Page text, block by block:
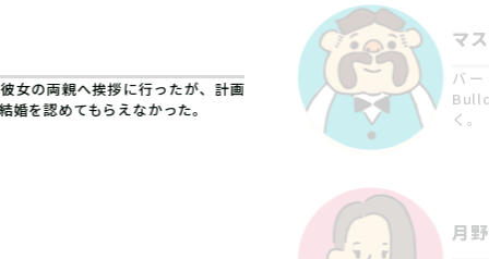
女の両親へ挨拶に行ったが、計画
を認めてもらえなかった。
マ
バ
く。
月